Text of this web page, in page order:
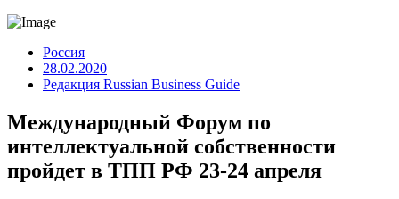
Россия
28.02.2020
Редакция Russian Business Guide
Международный Форум по
интеллектуальной собственности
пройдет в ТПП РФ 23-24 апреля